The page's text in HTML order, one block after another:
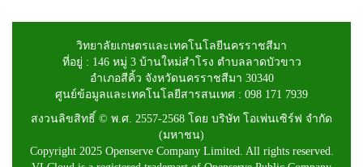
วิทยาลัยเกษตรและเทคโนโลยีนครราชสีมา
ที่อยู่ : 146 หมู่ 3 บ้านใหม่สำโรง ตำบลลาดบัวขาว
อำเภอสีคิ้ว จังหวัดนครราชสีมา 30340
ศูนย์ข้อมูลและเทคโนโลยีสารสนเทศ : 098 171 7939
สงวนลิขสิทธิ์ © พ.ศ. 2557-2568 โดย บริษัท โอเพ่นเซิร์ฟ จำกัด
(มหาชน)
Copyright 2025 Openserve Company Limited. All rights reserved.